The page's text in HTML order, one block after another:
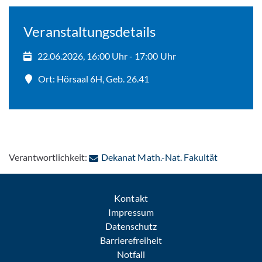
Veranstaltungsdetails
22.06.2026, 16:00 Uhr - 17:00 Uhr
Ort: Hörsaal 6H, Geb. 26.41
Verantwortlichkeit: Dekanat Math.-Nat. Fakultät: Per E-
Kontakt
Impressum
Datenschutz
Barrierefreiheit
Notfall